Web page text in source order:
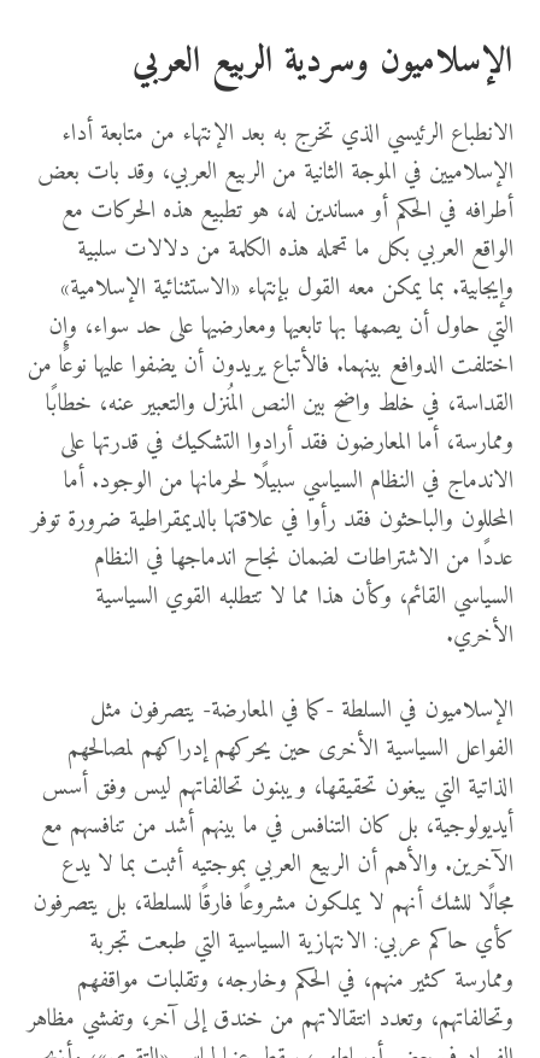
الإسلاميون وسردية الربيع العربي
الانطباع الرئيسي الذي تخرج به بعد الإنتهاء من متابعة أداء
الإسلاميين في الموجة الثانية من الربيع العربي، وقد بات بعض
أطرافه في الحكم أو مساندين له، هو تطبيع هذه الحركات مع
الواقع العربي بكل ما تحمله هذه الكلمة من دلالات سلبية
وإيجابية. بما يمكن معه القول بإنتهاء «الاستثنائية الإسلامية»
التي حاول أن يصمها بها تابعيها ومعارضيها على حد سواء، وإن
اختلفت الدوافع بينهما. فالأتباع يريدون أن يضفوا عليها نوعًا من
القداسة، في خلط واضح بين النص المُنزل والتعبير عنه، خطابًا
وممارسة، أما المعارضون فقد أرادوا التشكيك في قدرتها على
الاندماج في النظام السياسي سبيلًا لحرمانها من الوجود. أما
المحللون والباحثون فقد رأوا في علاقتها بالديمقراطية ضرورة توفر
عددًا من الاشتراطات لضمان نجاح اندماجها في النظام
السياسي القائم، وكأن هذا مما لا تتطلبه القوي السياسية
الأخري.
الإسلاميون في السلطة -كما في المعارضة- يتصرفون مثل
الفواعل السياسية الأخرى حين يحركهم إدراكهم لمصالحهم
الذاتية التي يبغون تحقيقها، ويبنون تحالفاتهم ليس وفق أسس
أيديولوجية، بل كان التنافس في ما بينهم أشد من تنافسهم مع
الآخرين. والأهم أن الربيع العربي بموجتيه أثبت بما لا يدع
مجالًا للشك أنهم لا يملكون مشروعًا فارقًا للسلطة، بل يتصرفون
كأي حاكم عربي: الانتهازية السياسية التي طبعت تجربة
وممارسة كثير منهم، في الحكم وخارجه، وتقلبات مواقفهم
وتحالفاتهم، وتعدد انتقالاتهم من خندق إلى آخر، وتفشي مظاهر